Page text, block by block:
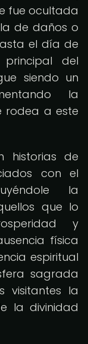
fue ocultada
de daños o
el día de
del
siendo un
la
rodea a este
historias de
con el
la
que lo
y
física
espiritual
sagrada
visitantes la
la divinidad